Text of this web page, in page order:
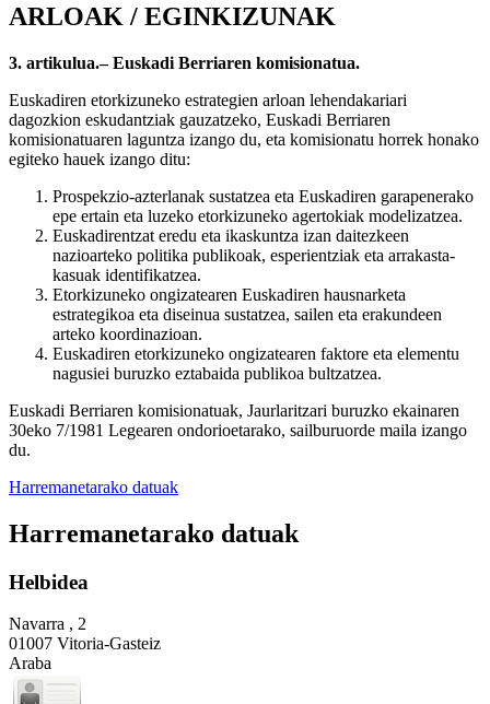
ARLOAK / EGINKIZUNAK
3. artikulua.– Euskadi Berriaren komisionatua.
Euskadiren etorkizuneko estrategien arloan lehendakariari
dagozkion eskudantziak gauzatzeko, Euskadi Berriaren
komisionatuaren laguntza izango du, eta komisionatu horrek honako
egiteko hauek izango ditu:
Prospekzio-azterlanak sustatzea eta Euskadiren garapenerako
epe ertain eta luzeko etorkizuneko agertokiak modelizatzea.
Euskadirentzat eredu eta ikaskuntza izan daitezkeen
nazioarteko politika publikoak, esperientziak eta arrakasta-
kasuak identifikatzea.
Etorkizuneko ongizatearen Euskadiren hausnarketa
estrategikoa eta diseinua sustatzea, sailen eta erakundeen
arteko koordinazioan.
Euskadiren etorkizuneko ongizatearen faktore eta elementu
nagusiei buruzko eztabaida publikoa bultzatzea.
Euskadi Berriaren komisionatuak, Jaurlaritzari buruzko ekainaren
30eko 7/1981 Legearen ondorioetarako, sailburuorde maila izango
du.
Harremanetarako datuak
Harremanetarako datuak
Helbidea
Navarra , 2
01007 Vitoria-Gasteiz
Araba